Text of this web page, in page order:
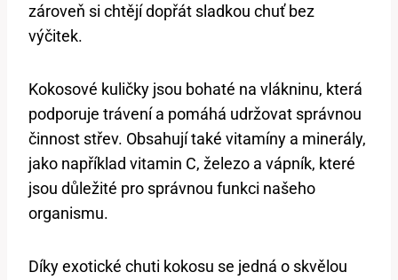
zároveň si chtějí dopřát sladkou chuť bez
výčitek.
Kokosové kuličky jsou bohaté na vlákninu, která
podporuje trávení a pomáhá udržovat správnou
činnost střev. Obsahují také vitamíny a minerály,
jako například vitamin C, železo a vápník, které
jsou důležité pro správnou funkci našeho
organismu.
Díky exotické chuti kokosu se jedná o skvělou